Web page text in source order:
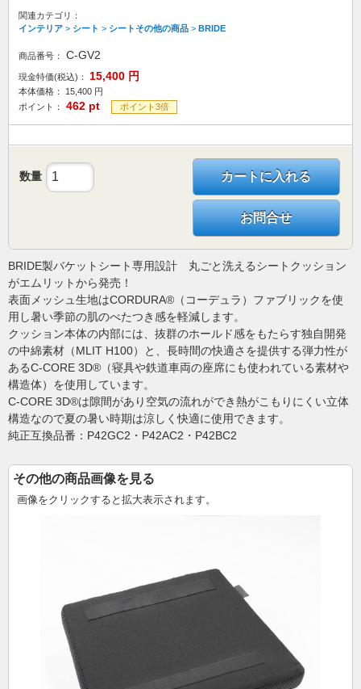
関連カテゴリ：
インテリア > シート > シートその他の商品 > BRIDE
商品番号： C-GV2
現金特価(税込)： 15,400 円
本体価格： 15,400 円
ポイント：
462 pt ポイント3倍
数量 カートに入れる
お問合せ
BRIDE製バケットシート専用設計 丸ごと洗えるシートクッション
がエムリットから発売！
表面メッシュ生地はCORDURA®（コーデュラ）ファブリックを使
用し暑い季節の肌のべたつき感を軽減します。
クッション本体の内部には、抜群のホールド感をもたらす独自開発
の中綿素材（MLIT H100）と、長時間の快適さを提供する弾力性が
あるC-CORE 3D®（寝具や鉄道車両の座席にも使われている素材や
構造体）を使用しています。
C-CORE 3D®は隙間があり空気の流れができ熱がこもりにくい立体
構造なので夏の暑い時期は涼しく快適に使用できます。
純正互換品番：P42GC2・P42AC2・P42BC2
その他の商品画像を見る
画像をクリックすると拡大表示されます。